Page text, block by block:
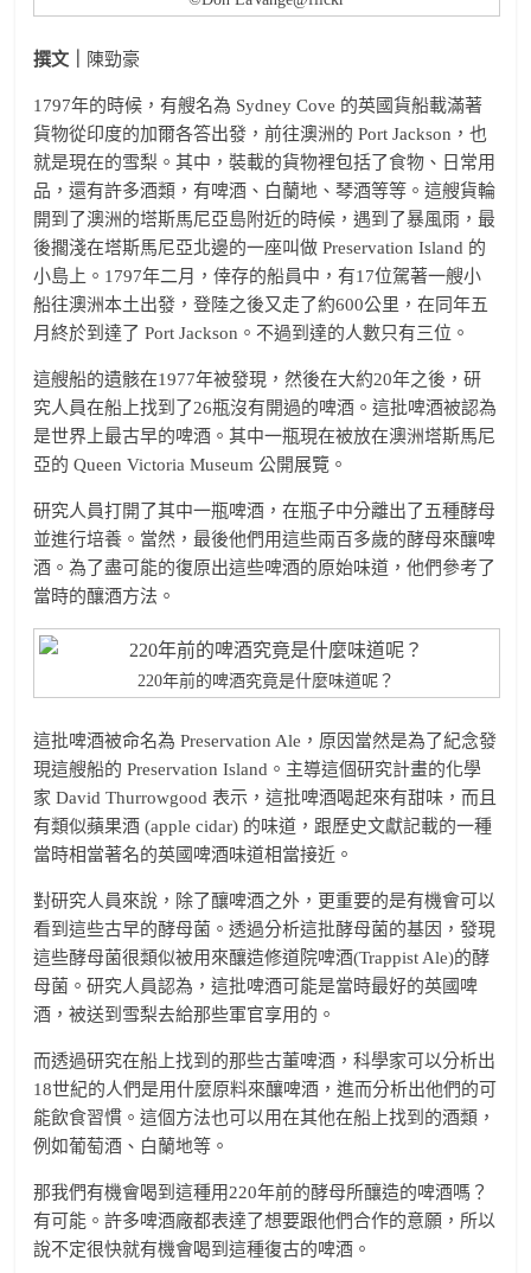
撰文｜ 陳勁豪
1797年的時候，有艘名為 Sydney Cove 的英國貨船載滿著
貨物從印度的加爾各答出發，前往澳洲的 Port Jackson，也
就是現在的雪梨。其中，裝載的貨物裡包括了食物、日常用
品，還有許多酒類，有啤酒、白蘭地、琴酒等等。這艘貨輪
開到了澳洲的塔斯馬尼亞島附近的時候，遇到了暴風雨，最
後擱淺在塔斯馬尼亞北邊的一座叫做 Preservation Island 的
小島上。1797年二月，倖存的船員中，有17位駕著一艘小
船往澳洲本土出發，登陸之後又走了約600公里，在同年五
月終於到達了 Port Jackson。不過到達的人數只有三位。
這艘船的遺骸在1977年被發現，然後在大約20年之後，研
究人員在船上找到了26瓶沒有開過的啤酒。這批啤酒被認為
是世界上最古早的啤酒。其中一瓶現在被放在澳洲塔斯馬尼
亞的 Queen Victoria Museum 公開展覽。
研究人員打開了其中一瓶啤酒，在瓶子中分離出了五種酵母
並進行培養。當然，最後他們用這些兩百多歲的酵母來釀啤
酒。為了盡可能的復原出這些啤酒的原始味道，他們參考了
當時的釀酒方法。
220年前的啤酒究竟是什麼味道呢？
這批啤酒被命名為 Preservation Ale，原因當然是為了紀念發
現這艘船的 Preservation Island。主導這個研究計畫的化學
家 David Thurrowgood 表示，這批啤酒喝起來有甜味，而且
有類似蘋果酒 (apple cidar) 的味道，跟歷史文獻記載的一種
當時相當著名的英國啤酒味道相當接近。
對研究人員來說，除了釀啤酒之外，更重要的是有機會可以
看到這些古早的酵母菌。透過分析這批酵母菌的基因，發現
這些酵母菌很類似被用來釀造修道院啤酒(Trappist Ale)的酵
母菌。研究人員認為，這批啤酒可能是當時最好的英國啤
酒，被送到雪梨去給那些軍官享用的。
而透過研究在船上找到的那些古董啤酒，科學家可以分析出
18世紀的人們是用什麼原料來釀啤酒，進而分析出他們的可
能飲食習慣。這個方法也可以用在其他在船上找到的酒類，
例如葡萄酒、白蘭地等。
那我們有機會喝到這種用220年前的酵母所釀造的啤酒嗎？
有可能。許多啤酒廠都表達了想要跟他們合作的意願，所以
說不定很快就有機會喝到這種復古的啤酒。